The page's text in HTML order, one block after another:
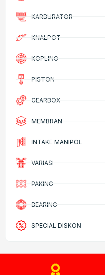
KARBURATOR
KNALPOT
KOPLING
PISTON
GEARBOX
MEMBRAN
INTAKE MANIPOL
VARIASI
PAKING
BEARING
SPECIAL DISKON